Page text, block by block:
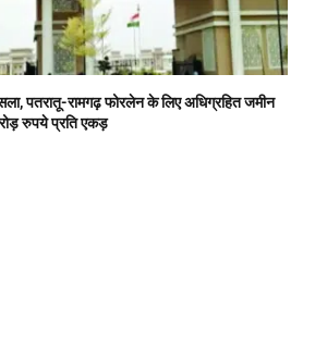
पतरातू-रामगढ़ फोरलेन के लिए अधिग्रहित जमीन
रुपये प्रति एकड़